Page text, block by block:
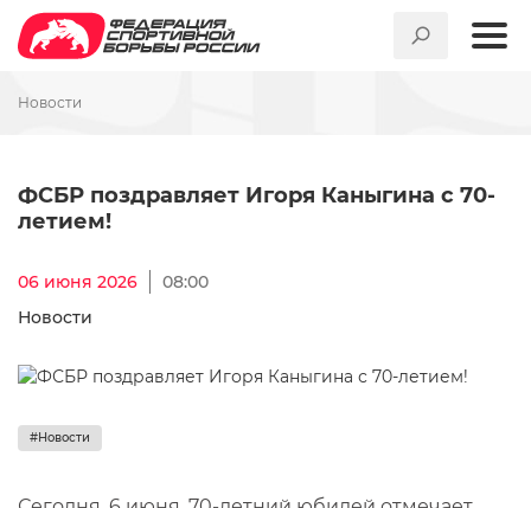
Новости
ФСБР поздравляет Игоря Каныгина с 70-
летием!
06 июня 2026
08:00
Новости
#Новости